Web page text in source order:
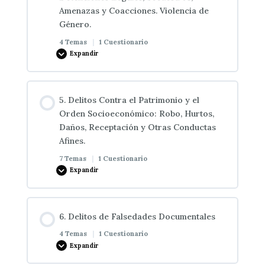
3. Derecho administrativo especial
2. Las personas criminalmente responsables de
Homicidio y sus formas. Lesiones
Amenazas y Coacciones. Violencia de
Género.
4 Temas | 1 Cuestionario
Expandir
0% COMPLETADO 0/4 pasos
Detenciones Ilegales. Tipo básico
ilegal y secuestro.
Coacciones
5. Delitos Contra el Patrimonio y el
Orden Socioeconómico: Robo, Hurtos,
Daños, Receptación y Otras Conductas
Afines.
7 Temas | 1 Cuestionario
Expandir
0% COMPLETADO 0/7 pasos
Delitos patrimoniales
6. Delitos de Falsedades Documentales
4 Temas | 1 Cuestionario
Expandir